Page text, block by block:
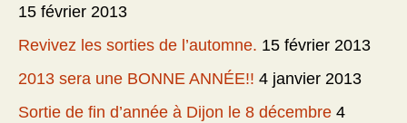
15 février 2013
Revivez les sorties de l’automne. 15 février 2013
2013 sera une BONNE ANNÉE!! 4 janvier 2013
Sortie de fin d’année à Dijon le 8 décembre 4